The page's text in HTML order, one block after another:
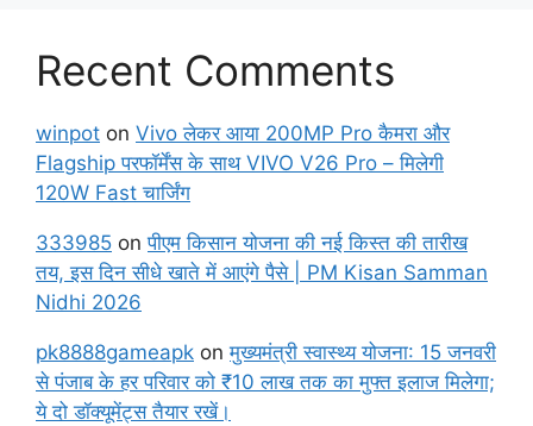
Recent Comments
winpot on Vivo लेकर आया 200MP Pro कैमरा और
Flagship परफॉर्मेंस के साथ VIVO V26 Pro – मिलेगी
120W Fast चार्जिंग
333985 onपीएम किसान योजना की नई किस्त की तारीख
तय, इस दिन सीधे खाते में आएंगे पैसे | PM Kisan Samman
Nidhi 2026
pk8888gameapk onमुख्यमंत्री स्वास्थ्य योजना: 15 जनवरी
से पंजाब के हर परिवार को ₹10 लाख तक का मुफ्त इलाज मिलेगा;
ये दो डॉक्यूमेंट्स तैयार रखें।